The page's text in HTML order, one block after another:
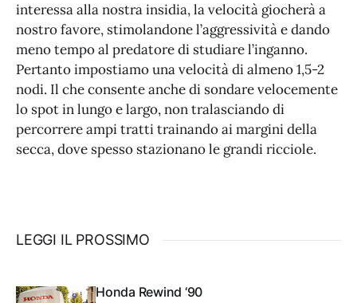
interessa alla nostra insidia, la velocità giocherà a
nostro favore, stimolandone l’aggressività e dando
meno tempo al predatore di studiare l’inganno.
Pertanto impostiamo una velocità di almeno 1,5-2
nodi. Il che consente anche di sondare velocemente
lo spot in lungo e largo, non tralasciando di
percorrere ampi tratti trainando ai margini della
secca, dove spesso stazionano le grandi ricciole.
LEGGI IL PROSSIMO
Honda Rewind ‘90